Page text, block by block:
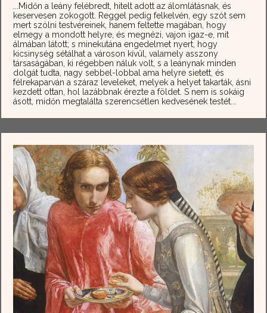
...Midőn a leány felébredt, hitelt adott az álomlátásnak, és
keservesen zokogott. Reggel pedig felkelvén, egy szót sem
mert szólni testvéreinek, hanem feltette magában, hogy
elmegy a mondott helyre, és megnézi, vajon igaz-e, mit
álmában látott; s minekutána engedelmet nyert, hogy
kicsinység sétálhat a városon kívül, valamely asszony
társaságában, ki régebben náluk volt, s a leánynak minden
dolgát tudta, nagy sebbel-lobbal ama helyre sietett, és
félrekaparván a száraz leveleket, melyek a helyet takarták, ásni
kezdett ottan, hol lazábbnak érezte a földet. S nem is sokáig
ásott, midőn megtalálta szerencsétlen kedvesének testét...